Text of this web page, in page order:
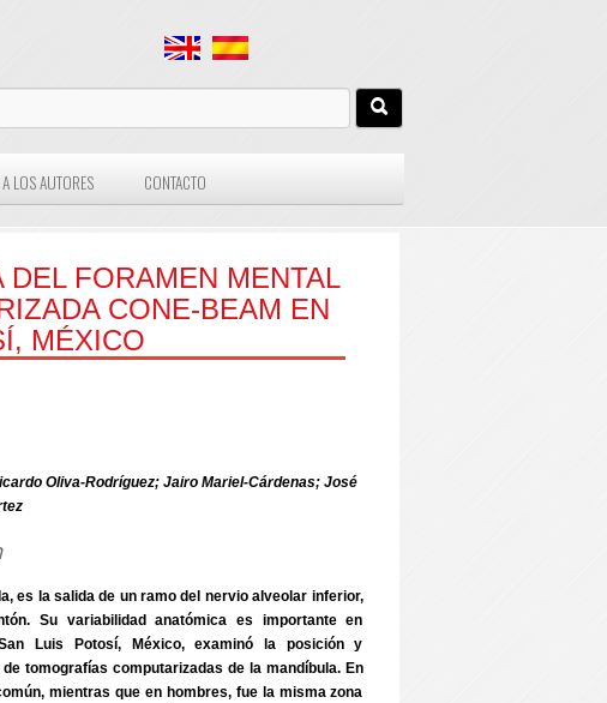
LOS AUTORES CONTACTO
FORAMEN MENTAL
CONE-BEAM EN
MÉXICO
Oliva-Rodríguez; Jairo Mariel-Cárdenas; José
es la salida de un ramo del nervio alveolar inferior,
Su variabilidad anatómica es importante en
Luis Potosí, México, examinó la posición y
tomografías computarizadas de la mandíbula. En
mientras que en hombres, fue la misma zona